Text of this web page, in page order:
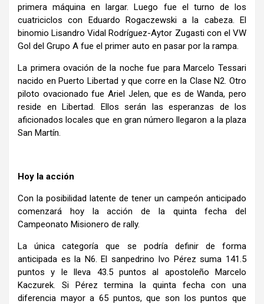
primera máquina en largar. Luego fue el turno de los
cuatriciclos con Eduardo Rogaczewski a la cabeza. El
binomio Lisandro Vidal Rodríguez-Aytor Zugasti con el VW
Gol del Grupo A fue el primer auto en pasar por la rampa.
La primera ovación de la noche fue para Marcelo Tessari
nacido en Puerto Libertad y que corre en la Clase N2. Otro
piloto ovacionado fue Ariel Jelen, que es de Wanda, pero
reside en Libertad. Ellos serán las esperanzas de los
aficionados locales que en gran número llegaron a la plaza
San Martín.
Hoy la acción
Con la posibilidad latente de tener un campeón anticipado
comenzará hoy la acción de la quinta fecha del
Campeonato Misionero de rally.
La única categoría que se podría definir de forma
anticipada es la N6. El sanpedrino Ivo Pérez suma 141.5
puntos y le lleva 43.5 puntos al apostoleño Marcelo
Kaczurek. Si Pérez termina la quinta fecha con una
diferencia mayor a 65 puntos, que son los puntos que